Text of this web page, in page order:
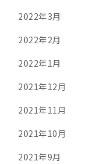
2022年3月
2022年2月
2022年1月
2021年12月
2021年11月
2021年10月
2021年9月